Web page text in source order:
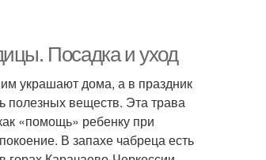
Посадка и уход
украшают дома, а в праздник
полезных веществ. Эта трава
«помощь» ребенку при
В запахе чабреца есть